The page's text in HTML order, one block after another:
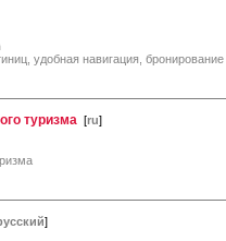
удобная навигация, бронирование
туризма [ru]
]